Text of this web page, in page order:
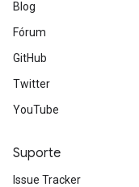
Blog
Fórum
GitHub
Twitter
YouTube
Suporte
Issue Tracker